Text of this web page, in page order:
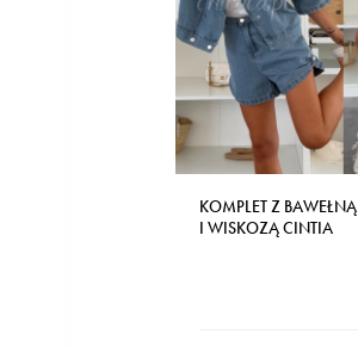
KOMPLET Z BAWEŁNĄ
I WISKOZĄ CINTIA